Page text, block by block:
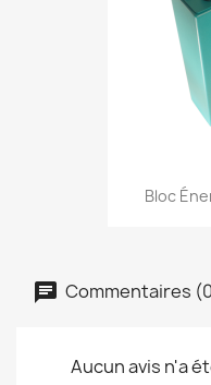
Bloc
Commentaires
Aucun avis n'a